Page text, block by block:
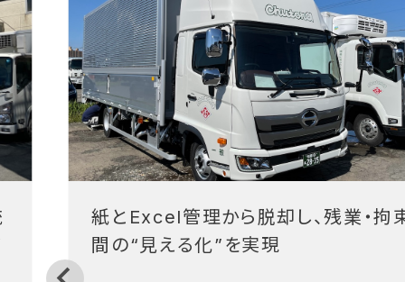
紙とExcel管理から脱却し、残業・拘
間の“見える化”を実現